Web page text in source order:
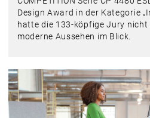
Design Award in der Kategorie
hatte die 133-köpfige Jury
moderne Aussehen im Blick.